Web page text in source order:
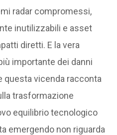
radar compromessi,
inutilizzabili e asset
diretti. E la vera
importante dei danni
questa vicenda racconta
trasformazione
equilibrio tecnologico
emergendo non riguarda